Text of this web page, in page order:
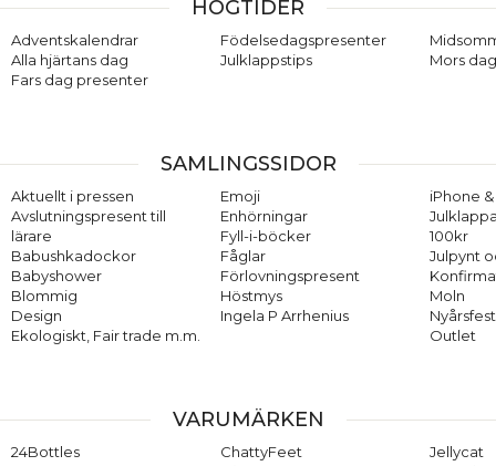
företagspresent till anställda och gå bort-present till
värdparet.
HÖGTIDER
Adventskalendrar
Alla hjärtans dag
Fars dag presenter
Födelsedagspresenter
Julklappstips
Mors
SAMLINGSSIDOR
Aktuellt i pressen
Avslutningspresent till
lärare
Babushkadockor
Babyshower
Blommig
Design
Ekologiskt, Fair trade m.m.
Emoji
Enhörningar
Fyll-i-böcker
Fåglar
Förlovningspresent
Höstmys
Ingela P Arrhenius
iPhone
100kr
Julpynt
Moln
Nyårsfest
Outlet
VARUMÄRKEN
24Bottles
ChattyFeet
Jellycat